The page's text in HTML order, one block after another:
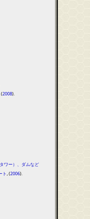
(2008).
ワー）、ダムなど
ト, (2006).